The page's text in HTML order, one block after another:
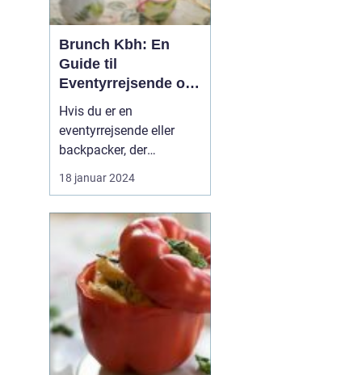
Brunch Kbh: En
Guide til
Eventyrrejsende og
Backpackere
Hvis du er en
eventyrrejsende eller
backpacker, der
planlægger at besøge
København, så er der en
absolut ikke må gå glip
af - brunch! Brunch har
vundet stor popularitet i
København og er blevet
en fast del af byens
kulinariske scene....
18 januar 2024